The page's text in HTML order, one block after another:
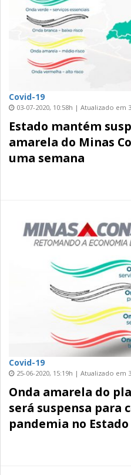
Covid-19
03-07-2020, 10:58h | Atualizado em
Estado mantém
amarela do Minas
uma semana
Covid-19
25-06-2020, 15:19h | Atualizado em
Onda amarela do
será suspensa para
pandemia no Estado